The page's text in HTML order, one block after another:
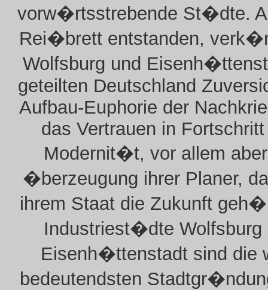
vorw�rtsstrebende St�dte.
Rei�brett entstanden,
Wolfsburg und
geteilten Deutschland
Aufbau-Euphorie der
das Vertrauen in
Modernit�t, vor allem
�berzeugung ihrer Planer,
ihrem Staat die Zukunft
Industriest�dte Wolfsburg
Eisenh�ttenstadt sind die
bedeutendsten